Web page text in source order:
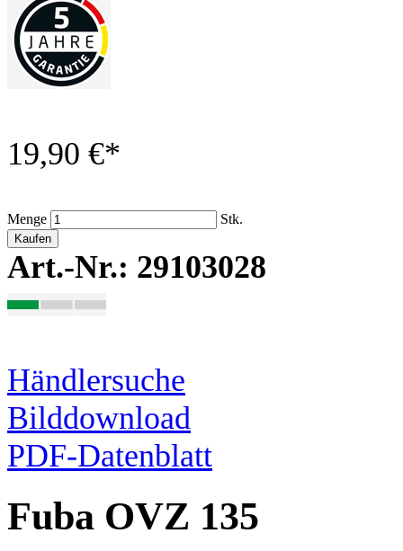
19,90 €*
Menge Stk.
Kaufen
Art.-Nr.: 29103028
Händlersuche
Bilddownload
PDF-Datenblatt
Fuba OVZ 135